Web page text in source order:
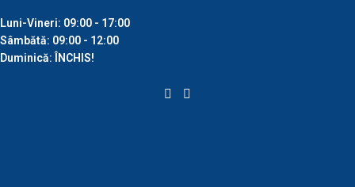
Luni-Vineri: 09:00 - 17:00
Sâmbătă: 09:00 - 12:00
Duminică: ÎNCHIS!